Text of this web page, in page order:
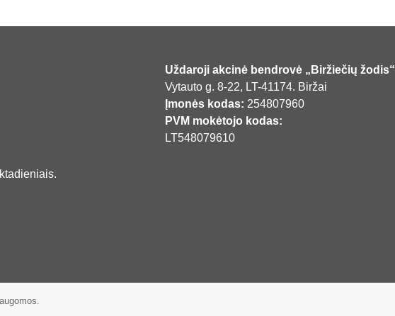
Uždaroji akcinė bendrovė „Biržiečių žodis“
Vytauto g. 8-22, LT-41174. Biržai
Įmonės kodas: 254807960
PVM mokėtojo kodas:
LT548079610